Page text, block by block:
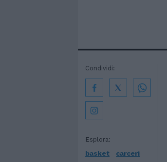
Esplora:
basket carceri
Condividi: